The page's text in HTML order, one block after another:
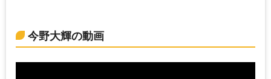
今野大輝の動画